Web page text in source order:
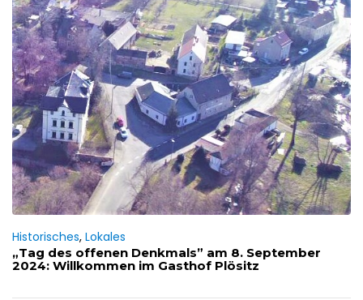
Historisches, Lokales
„Tag des offenen Denkmals” am 8. September
2024: Willkommen im Gasthof Plösitz